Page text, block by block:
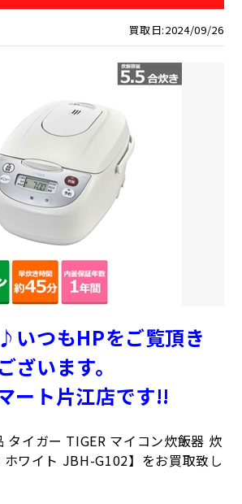
買取日:2024/09/26
いつもHPをご覧頂き
ざいます。
ート片江店です!!
タイガー TIGER マイコン炊飯器 炊
ワイト JBH-G102】をお買取致し